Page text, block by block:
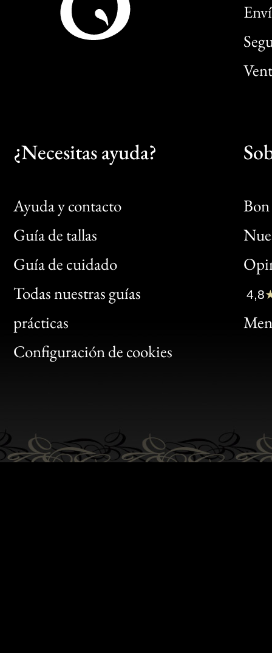
¿Necesitas ayuda?
Ayuda y contacto
Guía de tallas
Guía de cuidado
Todas nuestras guías
prácticas
Configuración de cookies
Bon
Clic
Bon
4,8